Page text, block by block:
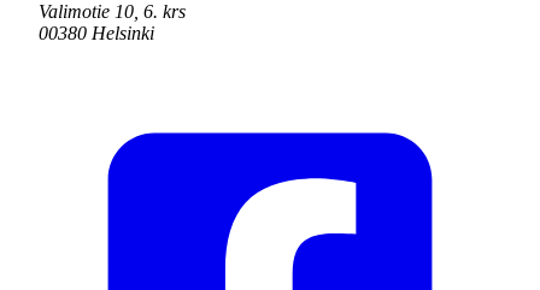
Valimotie 10, 6. krs
00380 Helsinki